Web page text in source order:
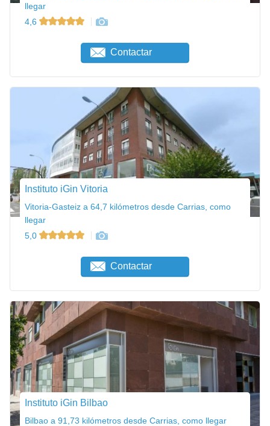
llegar
4,6
Contactar
Instituto iGin Vitoria
Vitoria-Gasteiz a 64,7 kilómetros desde Carrias, como
llegar
5,0
Contactar
Instituto iGin Bilbao
Bilbao a 91,73 kilómetros desde Carrias, como llegar